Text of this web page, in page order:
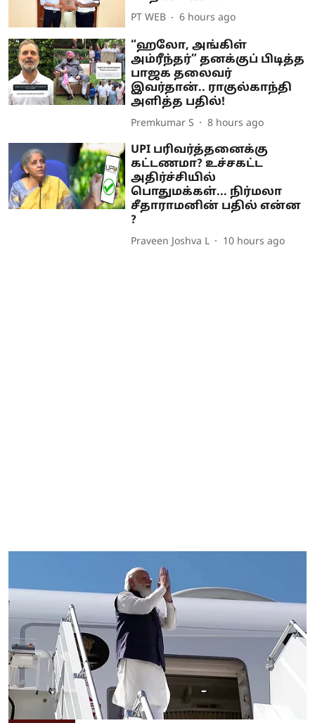
PT WEB 6 hours ago
“ஹலோ, அங்கிள்
அம்ரீந்தர்” தனக்குப் பிடித்த
பாஜக தலைவர்
இவர்தான்.. ராகுல்காந்தி
அளித்த பதில்!
Premkumar S 8 hours ago
UPI பரிவர்த்தனைக்கு
கட்டணமா? உச்சகட்ட
அதிர்ச்சியில்
பொதுமக்கள்... நிர்மலா
சீதாராமனின் பதில் என்ன
?
Praveen Joshva L 10 hours ago